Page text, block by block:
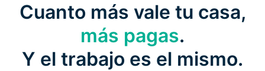
Cuanto más vale tu casa,
más pagas.
Y el trabajo es el mismo.